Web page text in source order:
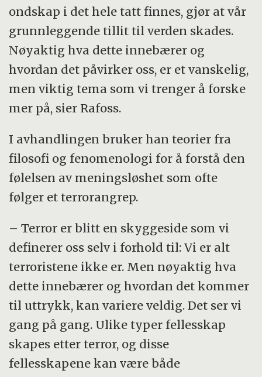
ondskap i det hele tatt finnes, gjør at vår
grunnleggende tillit til verden skades.
Nøyaktig hva dette innebærer og
hvordan det påvirker oss, er et vanskelig,
men viktig tema som vi trenger å forske
mer på, sier Rafoss.
I avhandlingen bruker han teorier fra
filosofi og fenomenologi for å forstå den
følelsen av meningsløshet som ofte
følger et terrorangrep.
– Terror er blitt en skyggeside som vi
definerer oss selv i forhold til: Vi er alt
terroristene ikke er. Men nøyaktig hva
dette innebærer og hvordan det kommer
til uttrykk, kan variere veldig. Det ser vi
gang på gang. Ulike typer fellesskap
skapes etter terror, og disse
fellesskapene kan være både